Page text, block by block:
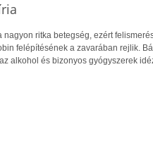
nagyon ritka betegség, ezért
felépítésének a zavarában rejlik.
alkohol és bizonyos gyógyszerek